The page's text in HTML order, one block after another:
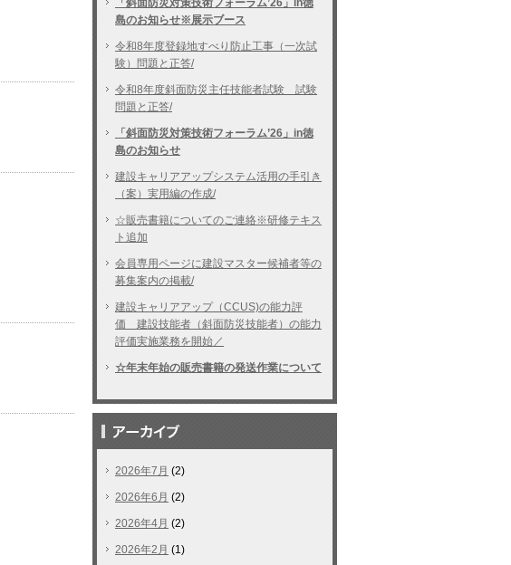
「斜面防災対策技術フォーラム’26」in徳
島のお知らせ※展示ブース
令和8年度登録地すべり防止工事（一次試
験）問題と正答/
令和8年度斜面防災主任技能者試験 試験
問題と正答/
「斜面防災対策技術フォーラム’26」in徳
島のお知らせ
建設キャリアアップシステム活用の手引き
（案）実用編の作成/
☆販売書籍についてのご連絡※研修テキス
ト追加
会員専用ページに建設マスター候補者等の
募集案内の掲載/
建設キャリアアップ（CCUS)の能力評
価 建設技能者（斜面防災技能者）の能力
評価実施業務を開始／
☆年末年始の販売書籍の発送作業について
2026年7月 (2)
2026年6月 (2)
2026年4月 (2)
2026年2月 (1)